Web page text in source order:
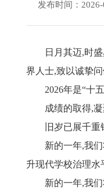
发布时间：
日月其迈,时
界人士,致以诚挚
2026年是“十
成绩的取得,
旧岁已展千
新的一年,我
升现代学校治理水
新的一年,我